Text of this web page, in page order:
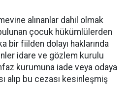
alınanlar dahil olmak
çocuk hükümlülerden
bir fiilden dolayı haklarında
idare ve gözlem kurulu
kurumuna iade veya odaya
alıp bu cezası kesinleşmiş